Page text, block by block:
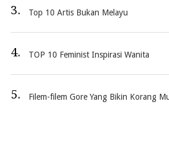
3. Top 10 Artis Bukan Melayu
4. TOP 10 Feminist Inspirasi Wanita
5. Filem-filem Gore Yang Bikin Korang